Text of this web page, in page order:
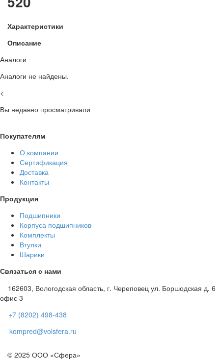
Характеристики
Описание
Аналоги
Аналоги не найдены.
<
Вы недавно просматривали
Покупателям
О компании
Сертификация
Доставка
Контакты
Продукция
Подшипники
Корпуса подшипников
Комплекты
Втулки
Шарики
Связаться с нами
162603, Вологодская область, г. Череповец ул. Боршодская д. 6
офис 3
+7 (8202) 498-438
kompred@volsfera.ru
© 2025 ООО «Сфера»